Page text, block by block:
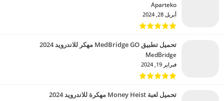
Aparteko‏
أبريل 28, 2024
تحميل تطبيق MedBridge GO مهكر للاندرويد 2024
MedBridge‏
فبراير 19, 2024
تحميل لعبة Money Heist مهكرة للاندرويد 2024